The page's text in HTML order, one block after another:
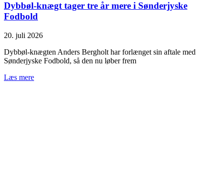
Dybbøl-knægt tager tre år mere i Sønderjyske
Fodbold
20. juli 2026
Dybbøl-knægten Anders Bergholt har forlænget sin aftale med
Sønderjyske Fodbold, så den nu løber frem
Læs mere